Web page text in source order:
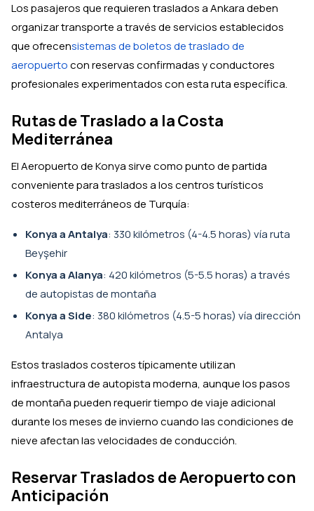
Los pasajeros que requieren traslados a Ankara deben
organizar transporte a través de servicios establecidos
que ofrecensistemas de boletos de traslado de
aeropuertocon reservas confirmadas y conductores
profesionales experimentados con esta ruta específica.
Rutas de Traslado a la Costa
Mediterránea
El Aeropuerto de Konya sirve como punto de partida
conveniente para traslados a los centros turísticos
costeros mediterráneos de Turquía:
Konya a Antalya: 330 kilómetros (4-4.5 horas) vía ruta
Beyşehir
Konya a Alanya: 420 kilómetros (5-5.5 horas) a través
de autopistas de montaña
Konya a Side: 380 kilómetros (4.5-5 horas) vía dirección
Antalya
Estos traslados costeros típicamente utilizan
infraestructura de autopista moderna, aunque los pasos
de montaña pueden requerir tiempo de viaje adicional
durante los meses de invierno cuando las condiciones de
nieve afectan las velocidades de conducción.
Reservar Traslados de Aeropuerto con
Anticipación